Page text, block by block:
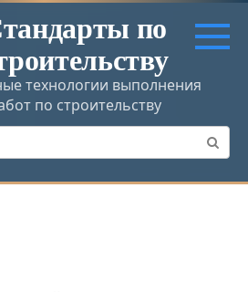
по
технологии выполнения
по строительству